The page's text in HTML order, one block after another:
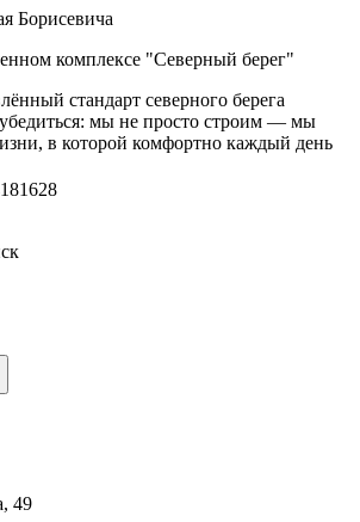
Борисевича
комплексе "Северный берег"
стандарт северного берега
мы не просто строим — мы
в которой комфортно каждый день
49